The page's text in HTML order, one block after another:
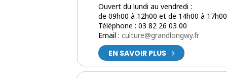
Ouvert du lundi au vendredi :
de 09h00 à 12h00 et de 14h00 à 17h00
Téléphone : 03 82 26 03 00
Email : culture@grandlongwy.fr
EN SAVOIR PLUS